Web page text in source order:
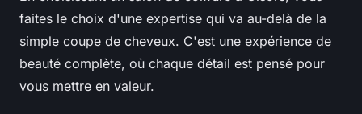
faites le choix d'une expertise qui va au-delà de la
simple coupe de cheveux. C'est une expérience de
beauté complète, où chaque détail est pensé pour
vous mettre en valeur.